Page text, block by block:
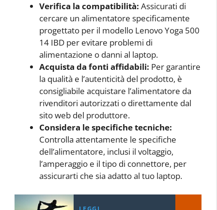
Verifica la compatibilità: Assicurati di
cercare un alimentatore specificamente
progettato per il modello Lenovo Yoga 500
14 IBD per evitare problemi di
alimentazione o danni al laptop.
Acquista da fonti affidabili: Per garantire
la qualità e l’autenticità del prodotto, è
consigliabile acquistare l’alimentatore da
rivenditori autorizzati o direttamente dal
sito web del produttore.
Considera le specifiche tecniche:
Controlla attentamente le specifiche
dell’alimentatore, inclusi il voltaggio,
l’amperaggio e il tipo di connettore, per
assicurarti che sia adatto al tuo laptop.